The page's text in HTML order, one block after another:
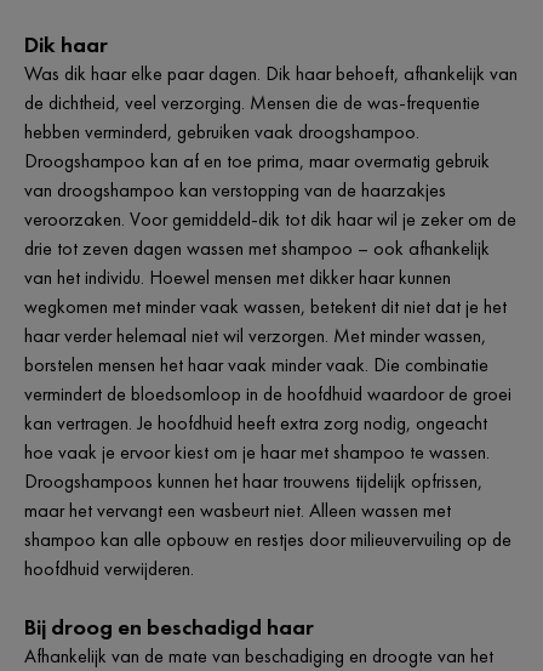
Dik haar
Was dik haar elke paar dagen. Dik haar behoeft, afhankelijk van
de dichtheid, veel verzorging. Mensen die de was-frequentie
hebben verminderd, gebruiken vaak droogshampoo.
Droogshampoo kan af en toe prima, maar overmatig gebruik
van droogshampoo kan verstopping van de haarzakjes
veroorzaken. Voor gemiddeld-dik tot dik haar wil je zeker om de
drie tot zeven dagen wassen met shampoo – ook afhankelijk
van het individu. Hoewel mensen met dikker haar kunnen
wegkomen met minder vaak wassen, betekent dit niet dat je het
haar verder helemaal niet wil verzorgen. Met minder wassen,
borstelen mensen het haar vaak minder vaak. Die combinatie
vermindert de bloedsomloop in de hoofdhuid waardoor de groei
kan vertragen. Je hoofdhuid heeft extra zorg nodig, ongeacht
hoe vaak je ervoor kiest om je haar met shampoo te wassen.
Droogshampoos kunnen het haar trouwens tijdelijk opfrissen,
maar het vervangt een wasbeurt niet. Alleen wassen met
shampoo kan alle opbouw en restjes door milieuvervuiling op de
hoofdhuid verwijderen.
Bij droog en beschadigd haar
Afhankelijk van de mate van beschadiging en droogte van het